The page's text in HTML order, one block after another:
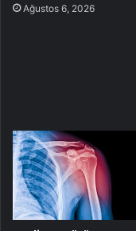
Ağustos 6, 2026